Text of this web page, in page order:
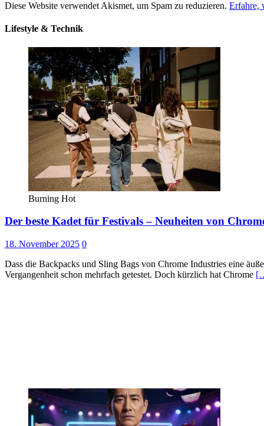
Diese Website verwendet Akismet, um Spam zu reduzieren. Erfahre,
Lifestyle & Technik
Burning Hot
Der beste Kadet für Festivals – Neuheiten von
18. November 2025 0
Dass die Backpacks und Sling Bags von Chrome Industries eine
Vergangenheit schon mehrfach getestet. Doch kürzlich hat Chrome